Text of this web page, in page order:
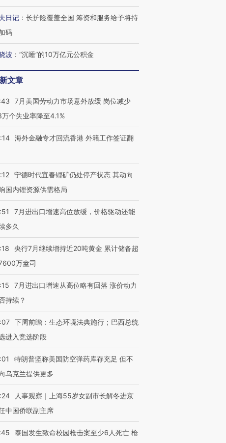
第四届链博
科技“链”接产
【特别呈现】寻找100种
【商旅对话】华住集团
CFO：不靠规模取胜，华
日记 ： 长护险覆盖全国 筹资和服务给予将持
码
波 ： “沉睡”的10万亿元公积金
文章
7月美国劳动力市场意外放缓 岗位减少
万个失业率降至4.1%
海外金融专才回流香港 外籍工作签证翻
宁德时代宜春锂矿仍处停产状态 其动向
国内锂资源供需格局
7月进出口增速高位放缓，价格驱动还能
多久
央行7月继续增持近20吨黄金 累计储备超
万盎司
7月进出口增速从高位略有回落 涨价动力
持续？
下周前瞻：生态环境法典施行；巴西总统
进入竞选阶段
特朗普坚称美国防空弹药库存充足 但不
乌克兰提供更多
人事观察｜上海55岁女副市长解冬进京
中国侨联副主席
泰国发生致命校园枪击案至少6人死亡 枪